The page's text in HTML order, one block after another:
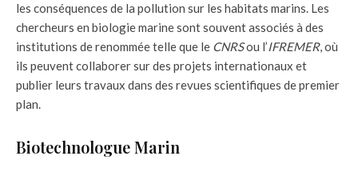
les conséquences de la pollution sur les habitats marins. Les
chercheurs en biologie marine sont souvent associés à des
institutions de renommée telle que le CNRSou l’IFREMER, où
ils peuvent collaborer sur des projets internationaux et
publier leurs travaux dans des revues scientifiques de premier
plan.
Biotechnologue Marin